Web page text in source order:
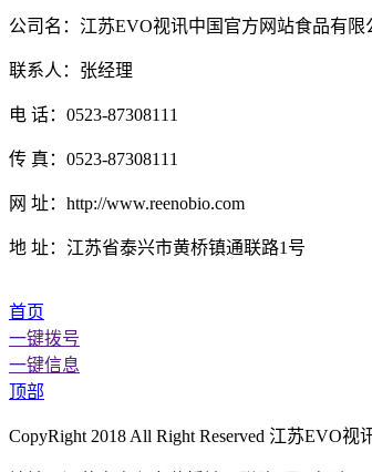
公司名：江苏EVO视讯中国官方网站食品有限
联系人：张经理
电 话：0523-87308111
传 真：0523-87308111
网 址：http://www.reenobio.com
地 址：江苏省泰兴市黄桥镇通联路1号
首页
一键拨号
一键信息
顶部
CopyRight 2018 All Right Reserved 江苏